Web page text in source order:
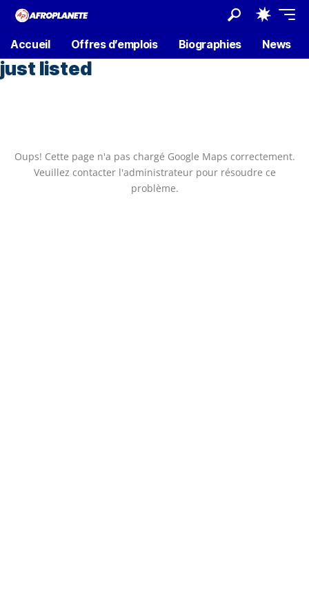
Accueil Offres d’emplois Biographies News
just listed
Oups! Cette page n'a pas chargé Google Maps correctement.
Veuillez contacter l'administrateur pour résoudre ce
problème.